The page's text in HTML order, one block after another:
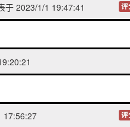
于 2023/1/1 19:47:41 评
17:56:27 评